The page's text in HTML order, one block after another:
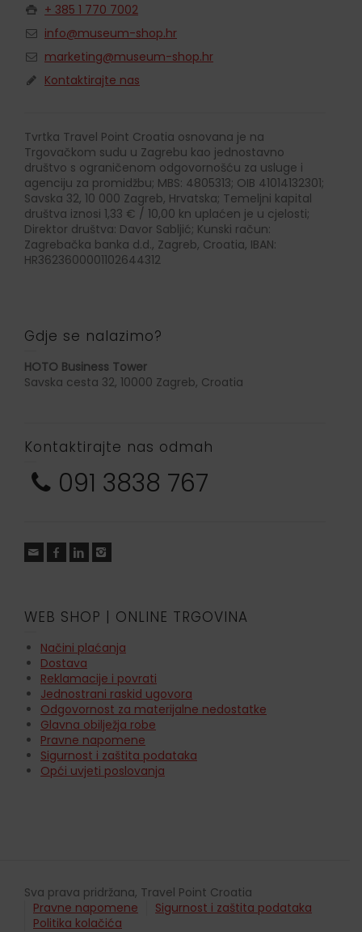
+ 385 1 770 7002
info@museum-shop.hr
marketing@museum-shop.hr
Kontaktirajte nas
Tvrtka Travel Point Croatia osnovana je na
Trgovačkom sudu u Zagrebu kao jednostavno
društvo s ograničenom odgovornošću za usluge i
agenciju za promidžbu; MBS: 4805313; OIB 41014132301;
Savska 32, 10 000 Zagreb, Hrvatska; Temeljni kapital
društva iznosi 1,33 € / 10,00 kn uplaćen je u cjelosti;
Direktor društva: Davor Sabljić; Kunski račun:
Zagrebačka banka d.d., Zagreb, Croatia, IBAN:
HR3623600001102644312
Gdje se nalazimo?
HOTO Business Tower
Savska cesta 32, 10000 Zagreb, Croatia
Kontaktirajte nas odmah
091 3838 767
WEB SHOP | ONLINE TRGOVINA
Načini plaćanja
Dostava
Reklamacije i povrati
Jednostrani raskid ugovora
Odgovornost za materijalne nedostatke
Glavna obilježja robe
Pravne napomene
Sigurnost i zaštita podataka
Opći uvjeti poslovanja
Sva prava pridržana, Travel Point Croatia
Pravne napomene
Sigurnost i zaštita podataka
Politika kolačića